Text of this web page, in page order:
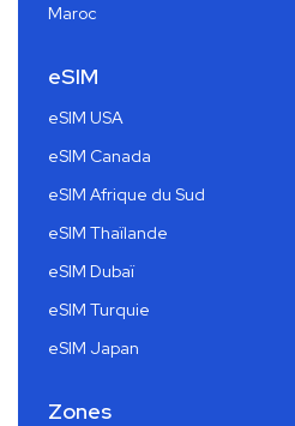
Maroc
eSIM
eSIM USA
eSIM Canada
eSIM Afrique du Sud
eSIM Thaïlande
eSIM Dubaï
eSIM Turquie
eSIM Japan
Zones